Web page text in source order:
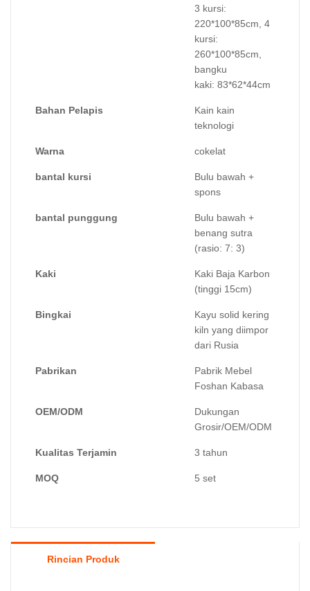
3 kursi:
220*100*85cm, 4
kursi:
260*100*85cm,
bangku
kaki: 83*62*44cm
Bahan Pelapis
Kain kain
teknologi
Warna cokelat
bantal kursi
Bulu bawah +
spons
bantal punggung
Bulu bawah +
benang sutra
(rasio: 7: 3)
Kaki
Kaki Baja Karbon
(tinggi 15cm)
Bingkai
Kayu solid kering
kiln yang diimpor
dari Rusia
Pabrikan
Pabrik Mebel
Foshan Kabasa
OEM/ODM
Dukungan
Grosir/OEM/ODM
Kualitas Terjamin 3 tahun
MOQ 5 set
Rincian Produk